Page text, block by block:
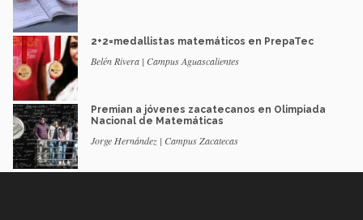
2+2=medallistas matemáticos en PrepaTec
Belén Rivera | Campus Aguascalientes
Premian a jóvenes zacatecanos en Olimpiada
Nacional de Matemáticas
Jorge Hernández | Campus Zacatecas